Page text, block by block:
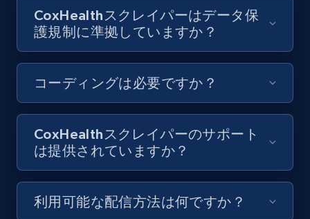
Youtube - Videos posts - Discovery records
by Explore page URL
Video length, Likes, Views, and more.
by podcast url
CoxHealthスクレイパーはデータ保
護規制に準拠していますか？
コーディングは必要ですか？
CoxHealthスクレイパーのサポート
は提供されていますか？
利用可能な配信方法は何ですか？